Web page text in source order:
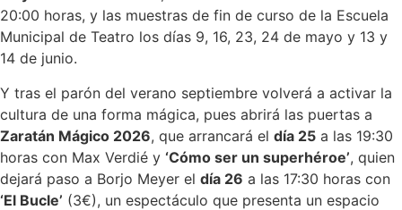
20:00 horas, y las muestras de fin de curso de la Escuela
Municipal de Teatro los días 9, 16, 23, 24 de mayo y 13 y
14 de junio.
Y tras el parón del verano septiembre volverá a activar la
cultura de una forma mágica, pues abrirá las puertas a
Zaratán Mágico 2026, que arrancará el día 25 a las 19:30
horas con Max Verdié y ‘Cómo ser un superhéroe’, quien
dejará paso a Borjo Meyer el día 26 a las 17:30 horas con
‘El Bucle’ (3€), un espectáculo que presenta un espacio